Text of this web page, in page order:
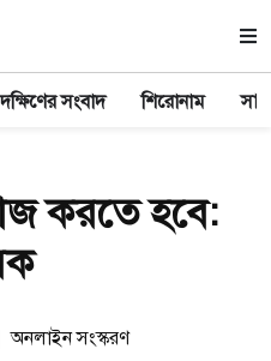
সংবাদ শিরোনাম
করতে হবে:
অনলাইন সংস্করণ